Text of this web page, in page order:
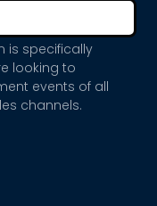
is specifically
looking to
events of all
channels.